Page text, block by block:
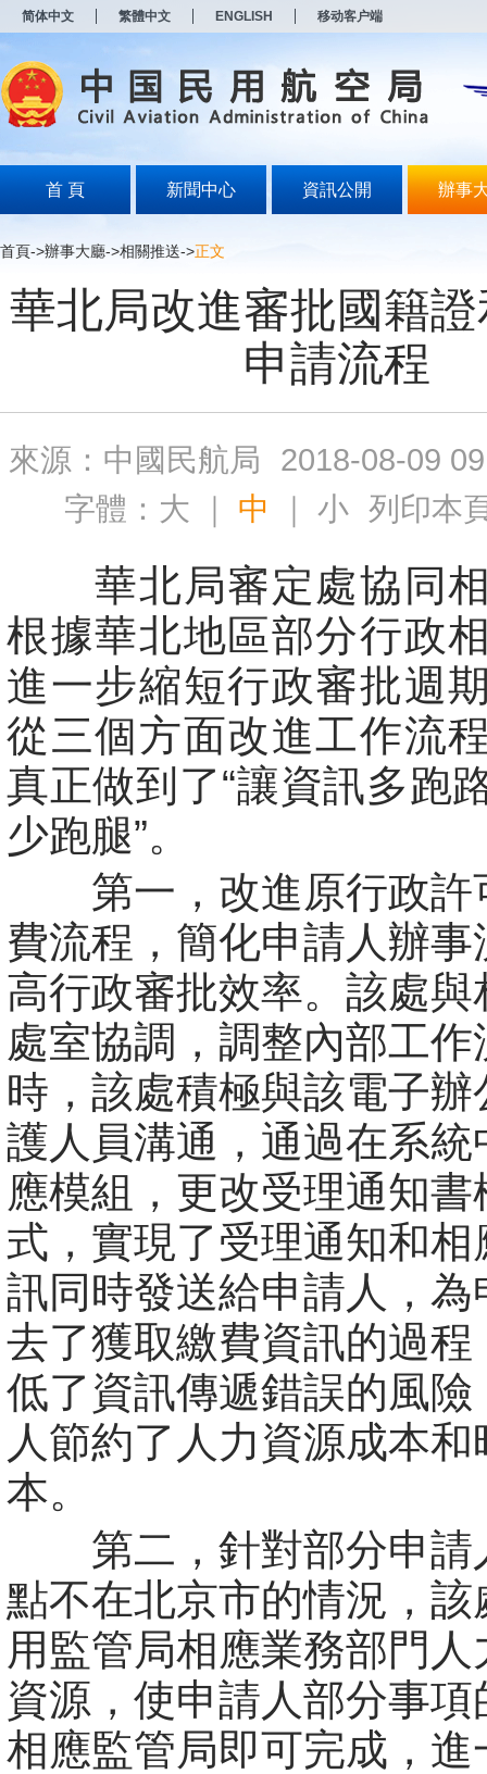
简体中文 繁體中文 ENGLISH 移动客户端
首 頁 新聞中心 資訊公開 辦事
首頁->辦事大廳->相關推送->正文
華北局改進審批國籍
申請流程
來源：中國民航局
2018-08-09
字體： 大 ｜ 中 ｜小 列印本
華北局審定處協同相
根據華北地區部分行政
進一步縮短行政審批週
從三個方面改進工作流
真正做到了“讓資訊多跑
少跑腿”。
第一，改進原行政許
費流程，簡化申請人辦事
高行政審批效率。該處與
處室協調，調整內部工作
時，該處積極與該電子辦
護人員溝通，通過在系統
應模組，更改受理通知書
式，實現了受理通知和相
訊同時發送給申請人，為
去了獲取繳費資訊的過程
低了資訊傳遞錯誤的風險
人節約了人力資源成本和
本。
第二，針對部分申請
點不在北京市的情況，該
用監管局相應業務部門人
資源，使申請人部分事項
相應監管局即可完成，進
打
开
无
障
说
按
Alt
波
浪
盲
式